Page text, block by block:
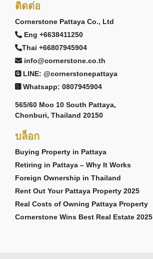
ติดต่อ
Cornerstone Pattaya Co., Ltd
Eng +6638411250
Thai +66807945904
info@cornerstone.co.th
LINE: @cornerstonepattaya
Whatsapp: 0807945904
565/60 Moo 10 South Pattaya,
Chonburi, Thailand 20150
บล็อก
Buying Property in Pattaya
Retiring in Pattaya – Why It Works
Foreign Ownership in Thailand
Rent Out Your Pattaya Property 2025
Real Costs of Owning Pattaya Property
Cornerstone Wins Best Real Estate 2025